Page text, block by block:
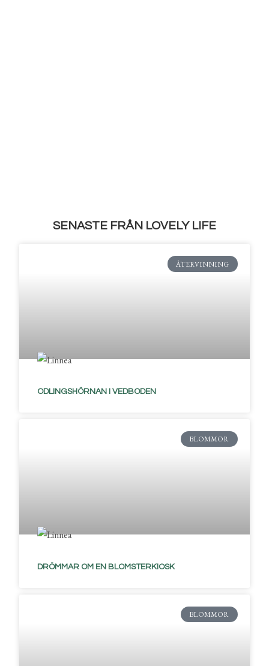
SENASTE FRÅN LOVELY LIFE
ÅTERVINNING
ODLINGSHÖRNAN I VEDBODEN
BLOMMOR
DRÖMMAR OM EN BLOMSTERKIOSK
BLOMMOR